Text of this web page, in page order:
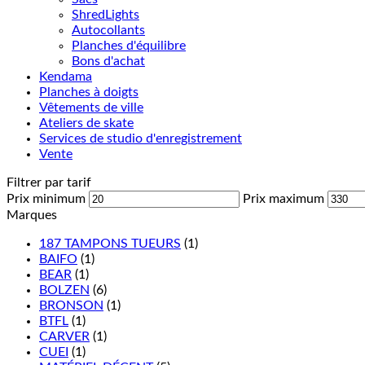
ShredLights
Autocollants
Planches d'équilibre
Bons d'achat
Kendama
Planches à doigts
Vêtements de ville
Ateliers de skate
Services de studio d'enregistrement
Vente
Filtrer par tarif
Prix minimum
Prix maximum
Marques
187 TAMPONS TUEURS (1)
BAIFO (1)
BEAR (1)
BOLZEN (6)
BRONSON (1)
BTFL (1)
CARVER (1)
CUEI (1)